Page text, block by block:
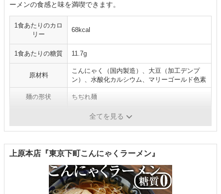
ーメンの食感と味を満喫できます。
1食あたりのカロ
リー
68kcal
1食あたりの糖質 11.7g
原材料
こんにゃく（国内製造）、大豆（加工デンプ
ン）、水酸化カルシウム、マリーゴールド色素
麺の形状 ちぢれ麺
全てを見る
上原本店『東京下町こんにゃくラーメン』